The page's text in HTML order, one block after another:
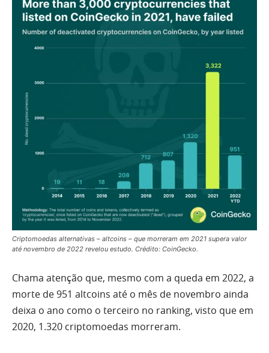
Criptomoedas alternativas – altcoins – que morreram em 2021 supera valor
até novembro de 2022 revelou estudo. Crédito: CoinGecko.
Chama atenção que, mesmo com a queda em 2022, a
morte de 951 altcoins até o mês de novembro ainda
deixa o ano como o terceiro no ranking, visto que em
2020, 1.320 criptomoedas morreram.